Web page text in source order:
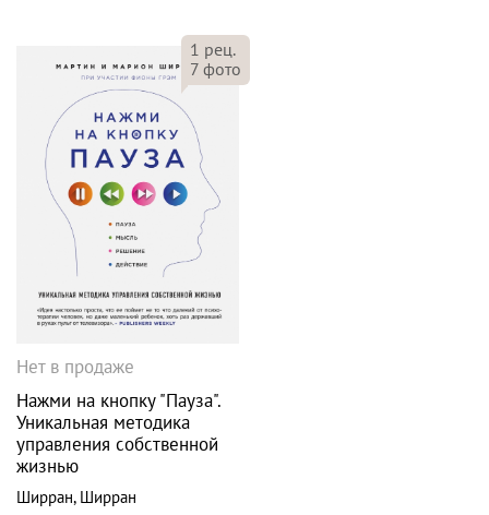
1 рец.
7 фото
Нет в продаже
Нажми на кнопку "Пауза".
Уникальная методика
управления собственной
жизнью
Ширран, Ширран